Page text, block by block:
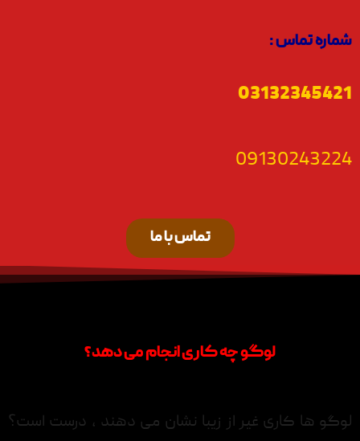
شماره تماس :
03132345421
09130243224
تماس با ما
لوگو چه کاری انجام می دهد؟
لوگو ها کاری غیر از زیبا نشان می دهند ، درست است؟